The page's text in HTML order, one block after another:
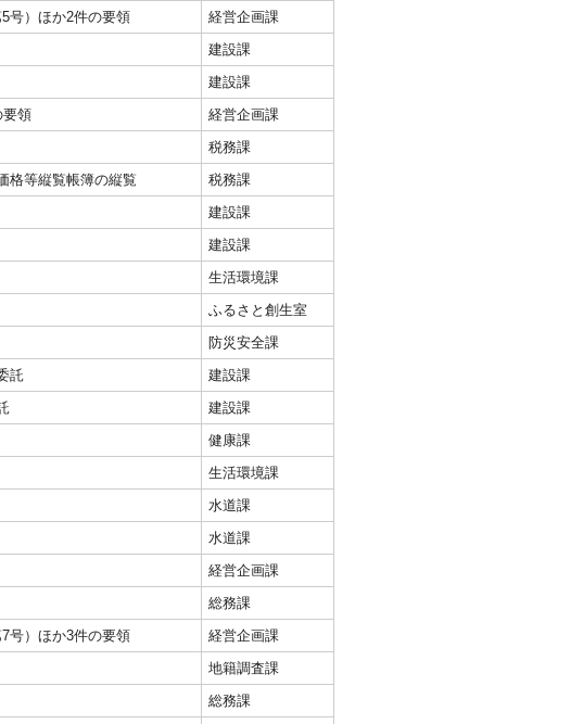
号）ほか2件の要領
経営企画課
建設課
建設課
要領
経営企画課
税務課
格等縦覧帳簿の縦覧
税務課
建設課
建設課
生活環境課
ふるさと創生室
防災安全課
託
建設課
建設課
健康課
生活環境課
水道課
水道課
経営企画課
総務課
号）ほか3件の要領
経営企画課
地籍調査課
総務課